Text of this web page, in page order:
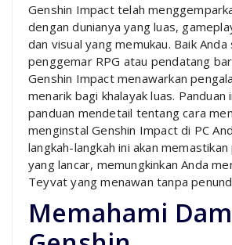
Genshin Impact telah
dengan dunianya yang luas,
dan visual yang memukau. Baik
penggemar RPG atau pendatang
Genshin Impact menawarkan
menarik bagi khalayak luas. Panduan
panduan mendetail tentang cara
menginstal Genshin Impact di PC
langkah-langkah ini akan
yang lancar, memungkinkan Anda
Teyvat yang menawan tanpa
Memahami